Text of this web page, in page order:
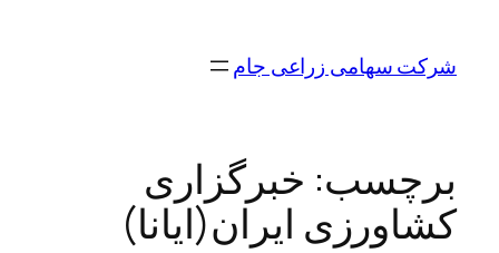
محتواشرکت سهامی زراعی جام
برچسب: خبرگزاری
کشاورزی ایران(ایانا)